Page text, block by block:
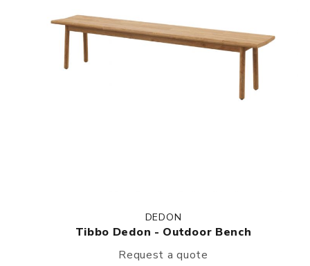
DEDON
Tibbo Dedon - Outdoor Bench
Request a quote